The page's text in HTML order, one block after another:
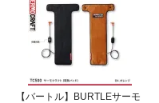
【バートル】BURTLEサーモ